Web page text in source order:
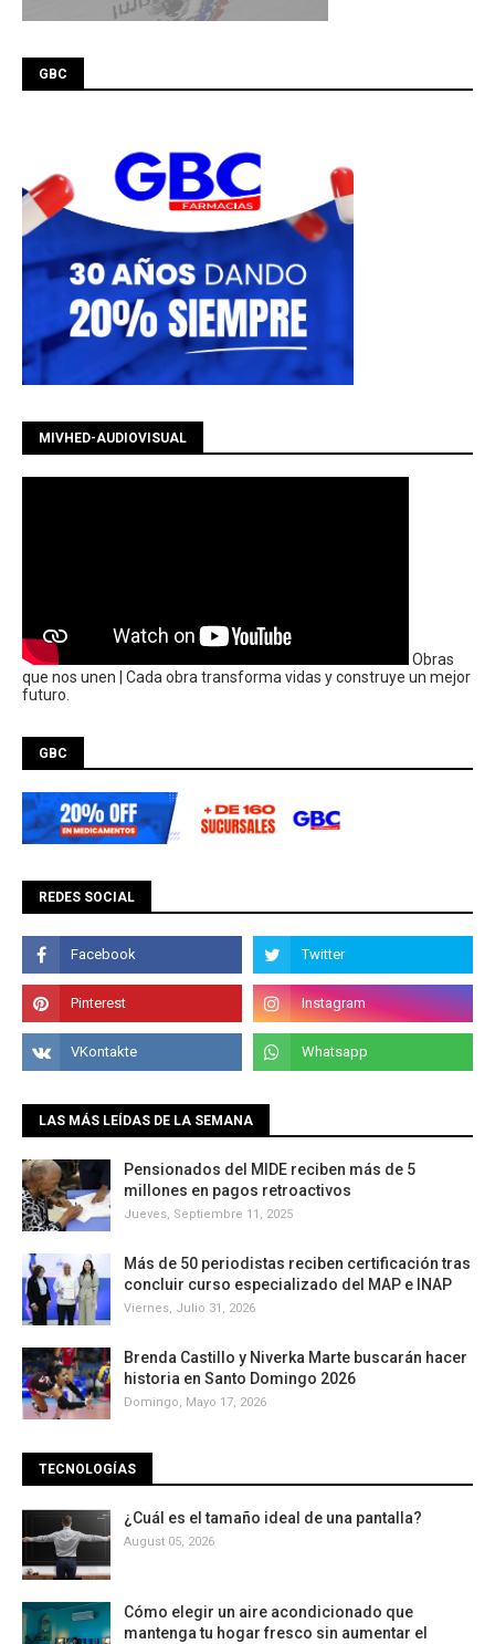
GBC
MIVHED-AUDIOVISUAL
Obras
que nos unen | Cada obra transforma vidas y construye un mejor
futuro.
GBC
REDES SOCIAL
LAS MÁS LEÍDAS DE LA SEMANA
Pensionados del MIDE reciben más de 5
millones en pagos retroactivos
Jueves, Septiembre 11, 2025
Más de 50 periodistas reciben certificación tras
concluir curso especializado del MAP e INAP
Viernes, Julio 31, 2026
Brenda Castillo y Niverka Marte buscarán hacer
historia en Santo Domingo 2026
Domingo, Mayo 17, 2026
TECNOLOGÍAS
¿Cuál es el tamaño ideal de una pantalla?
August 05, 2026
Cómo elegir un aire acondicionado que
mantenga tu hogar fresco sin aumentar el